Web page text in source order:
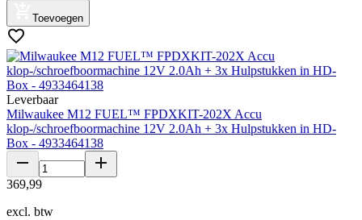
Toevoegen
Leverbaar
Milwaukee M12 FUEL™ FPDXKIT-202X Accu
klop-/schroefboormachine 12V 2.0Ah + 3x Hulpstukken in HD-
Box - 4933464138
369,99
excl. btw